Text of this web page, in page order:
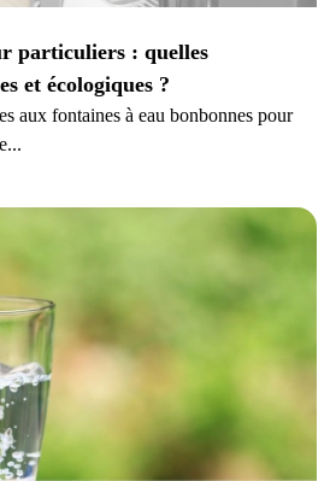
particuliers : quelles
et écologiques ?
aux fontaines à eau bonbonnes pour